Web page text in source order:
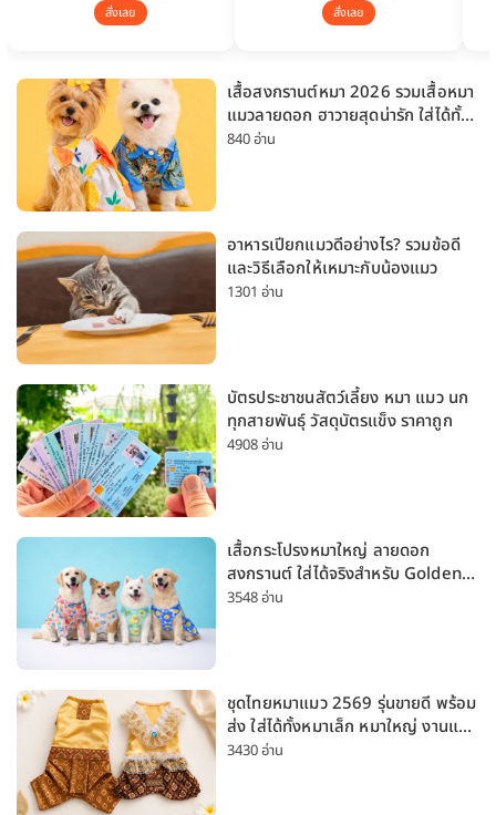
สั่งเลย สั่งเลย
เสื้อสงกรานต์หมา 2026 รวมเสื้อหมา
แมวลายดอก ฮาวายสุดน่ารัก ใส่ได้ทั้ง
หมาเล็กและหมาใหญ่
840 อ่าน
อาหารเปียกแมวดีอย่างไร? รวมข้อดี
และวิธีเลือกให้เหมาะกับน้องแมว
1301 อ่าน
บัตรประชาชนสัตว์เลี้ยง หมา แมว นก
ทุกสายพันธุ์ วัสดุบัตรแข็ง ราคาถูก
4908 อ่าน
เสื้อกระโปรงหมาใหญ่ ลายดอก
สงกรานต์ ใส่ได้จริงสำหรับ Golden
Husky Labrador [อัปเดต 2026]
3548 อ่าน
ชุดไทยหมาแมว 2569 รุ่นขายดี พร้อม
ส่ง ใส่ได้ทั้งหมาเล็ก หมาใหญ่ งานแต่ง
สงกรานต์ ลอยกระทง
3430 อ่าน